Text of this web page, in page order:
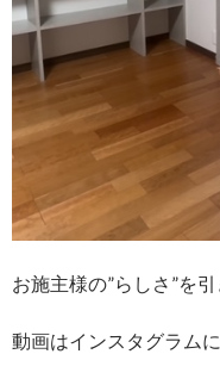
お施主様の”らしさ”を
動画はインスタグラム